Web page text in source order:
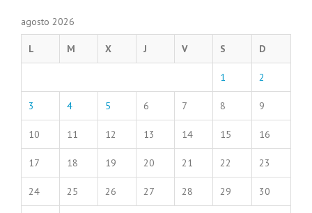
agosto 2026
L M X J V S D
1 2
3 4 5 6 7 8 9
10 11 12 13 14 15 16
17 18 19 20 21 22 23
24 25 26 27 28 29 30